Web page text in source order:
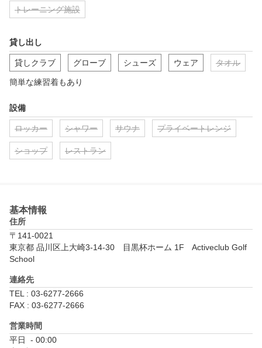
トレーニング施設
貸し出し
貸しクラブ グローブ シューズ ウェア タオル
簡単な練習着もあり
設備
ロッカー シャワー サウナ プライベートレンジ
ショップ レストラン
基本情報
住所
〒141-0021
東京都 品川区上大崎3-14-30　目黒杯ホーム 1F　Activeclub Golf
School
連絡先
TEL : 03-6277-2666
FAX : 03-6277-2666
営業時間
平日  - 00:00